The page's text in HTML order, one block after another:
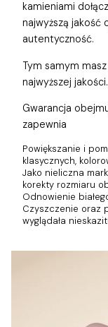
kamieniami
najwyższą jakość
autentyczność.
Tym samym
najwyższej jakości.
Gwarancja
zapewnia
Powiększanie i
klasycznych,
Jako nieliczna
korekty rozmiaru
Odnowienie
Czyszczenie oraz
wyglądała